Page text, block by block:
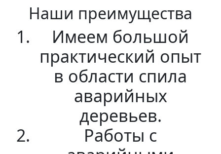
Наши преимущества
Имеем большой
практический опыт
в области спила
аварийных
деревьев.
Работы с